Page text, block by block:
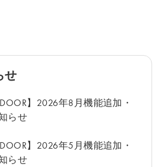
せ
】2026年8月機能追加・
らせ
】2026年5月機能追加・
らせ